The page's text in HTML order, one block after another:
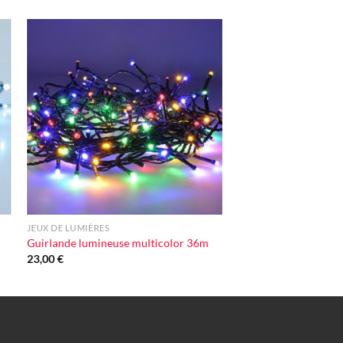
à la liste
d'envie
JEUX DE LUMIÈRES
Guirlande lumineuse multicolor 36m
23,00€